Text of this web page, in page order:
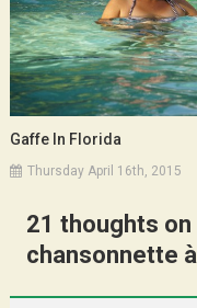
Gaffe In Florida
Thursday April 16th, 2015
21 thoughts on
chansonnette